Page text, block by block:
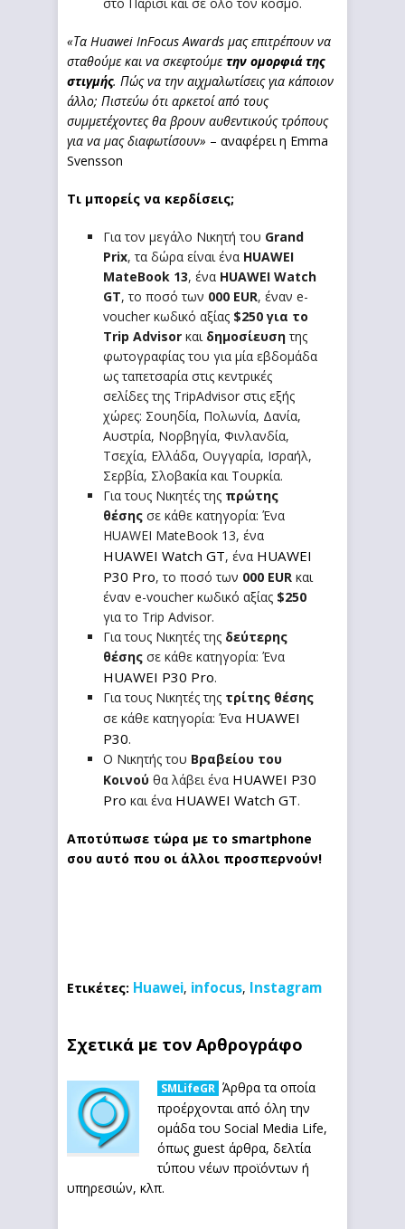
«Τα Huawei InFocus Awards μας επιτρέπουν να
σταθούμε και να σκεφτούμετην ομορφιά της
στιγμής. Πώς να την αιχμαλωτίσεις για κάποιον
άλλο; Πιστεύω ότι αρκετοί από τους
συμμετέχοντες θα βρουν αυθεντικούς τρόπους
για να μας διαφωτίσουν» – αναφέρει η Emma
Svensson
Τι μπορείς να κερδίσεις;
Για τον μεγάλο Νικητή του Grand
Prix, τα δώρα είναι ένα HUAWEI
MateBook 13, ένα HUAWEI Watch
GT, το ποσό των 000 EUR, έναν e-
voucher κωδικό αξίας $250 για το
Trip Advisor και δημοσίευσητης
φωτογραφίας του για μία εβδομάδα
ως ταπετσαρία στις κεντρικές
σελίδες της TripAdvisor στις εξής
χώρες: Σουηδία, Πολωνία, Δανία,
Αυστρία, Νορβηγία, Φινλανδία,
Τσεχία, Ελλάδα, Ουγγαρία, Ισραήλ,
Σερβία, Σλοβακία και Τουρκία.
Για τους Νικητές της πρώτης
θέσης σε κάθε κατηγορία: Ένα
HUAWEI MateBook 13, ένα
HUAWEI Watch GT, ένα HUAWEI
P30 Pro, το ποσό των 000 EUR και
έναν e-voucher κωδικό αξίας $250
για το Trip Advisor.
Για τους Νικητές της δεύτερης
θέσης σε κάθε κατηγορία: Ένα
HUAWEI P30 Pro.
Για τους Νικητές της τρίτης θέσης
σε κάθε κατηγορία: Ένα HUAWEI
P30.
Ο Νικητής του Βραβείου του
Κοινού θα λάβει ένα HUAWEI P30
Pro και ένα HUAWEI Watch GT.
Αποτύπωσε τώρα με το smartphone
σου αυτό που οι άλλοι προσπερνούν!
Ετικέτες: Huawei, infocus, Instagram
Σχετικά με τον Αρθρογράφο
SMLifeGR Άρθρα τα οποία
προέρχονται από όλη την
ομάδα του Social Media Life,
όπως guest άρθρα, δελτία
τύπου νέων προϊόντων ή
υπηρεσιών, κλπ.